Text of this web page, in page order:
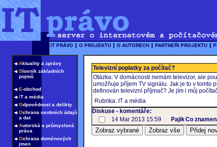
Aktuality a zprávy
Slovník základních
pojmů
E-obchod
IT a média
Odpovědnost a delikty
Ochrana osobních údajů
a dat
Autorská a průmyslová
práva
Ochrana doménových
jmen
Televizní poplatky za počítač?
Otázka: V domácnosti nemám televizor, ale
umožňuje příjem TV signálu. Jak je to v tomto
definován televizní příjmač? Je jím i můj
Rubrika: IT a média
Diskuse - komentáře:
14 Mar 2013 15:59
PajikCo